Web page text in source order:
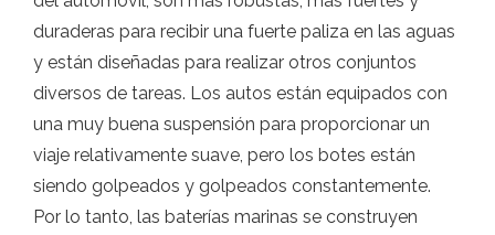
duraderas para recibir una fuerte paliza en las aguas
y están diseñadas para realizar otros conjuntos
diversos de tareas. Los autos están equipados con
una muy buena suspensión para proporcionar un
viaje relativamente suave, pero los botes están
siendo golpeados y golpeados constantemente.
Por lo tanto, las baterías marinas se construyen